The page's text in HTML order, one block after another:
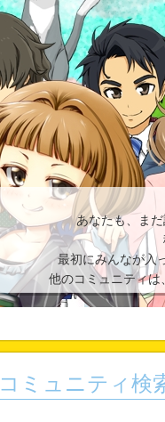
あなたも、ま
最初にみんなが入
他のコミュニティ
コミュニティ検